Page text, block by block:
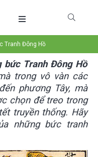
Tranh Đông Hồ
bức Tranh Đông Hồ
trong vô vàn các
phương Tây, mà
chọn để treo trong
truyền thống. Hãy
những bức tranh